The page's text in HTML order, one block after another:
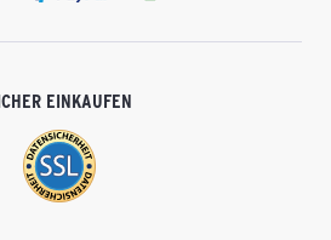
EINKAUFEN